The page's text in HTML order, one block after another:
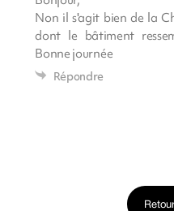
Non il s'agit bien de la
dont le bâtiment
Bonne journée
Répondre